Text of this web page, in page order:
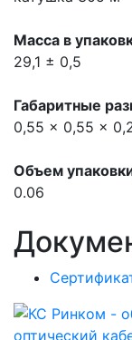
Масса в
29,1 ± 0,5
Габаритные
0,55 x 0,55 x
Объем
0.06